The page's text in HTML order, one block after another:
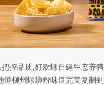
控品质,好欢螺自建生态养
道柳州螺蛳粉味道完美复制